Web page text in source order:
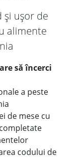
și ușor de
alimente
să încerci
a peste
de mese cu
codului de